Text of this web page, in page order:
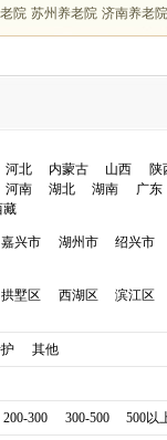
院 苏州养老院 济南养老院
河北 内蒙古 山西
陕
河南 湖北 湖南
广东
藏
嘉兴市 湖州市
绍兴市
拱墅区 西湖区
滨江区
其他
200-300 300-500 500以